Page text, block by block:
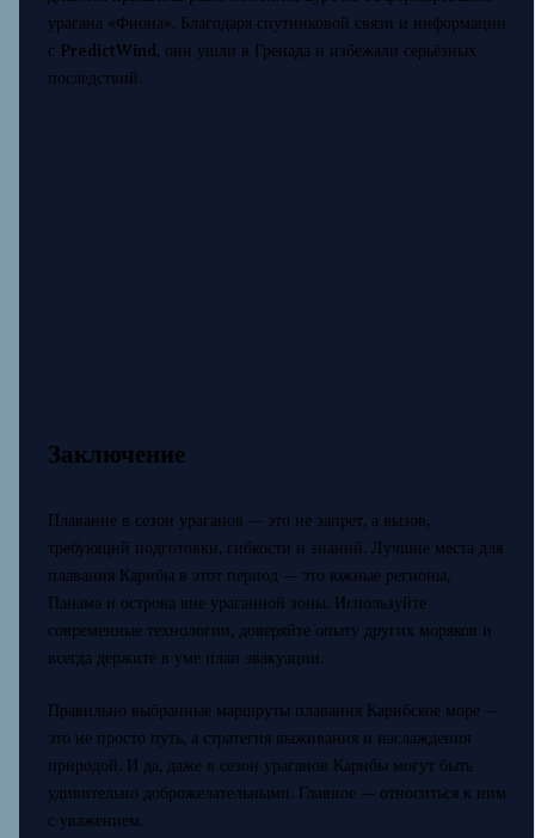
урагана «Фиона». Благодаря спутниковой связи и информации
с PredictWind, они ушли в Гренада и избежали серьёзных
последствий.
Заключение
Плавание в сезон ураганов — это не запрет, а вызов,
требующий подготовки, гибкости и знаний. Лучшие места для
плавания Карибы в этот период — это южные регионы,
Панама и острова вне ураганной зоны. Используйте
современные технологии, доверяйте опыту других моряков и
всегда держите в уме план эвакуации.
Правильно выбранные маршруты плавания Карибское море —
это не просто путь, а стратегия выживания и наслаждения
природой. И да, даже в сезон ураганов Карибы могут быть
удивительно доброжелательными. Главное — относиться к ним
с уважением.